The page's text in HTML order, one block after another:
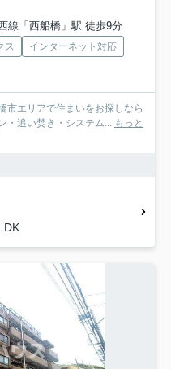
線「西船橋」駅 徒歩9分
ス
インターネット対応
市エリアで住まいをお探しなら
・追い焚き・システム... もっと